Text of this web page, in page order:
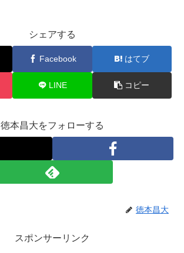
シェアする
Facebook はてブ
LINE コピー
徳本昌大をフォローする
徳本昌大
スポンサーリンク